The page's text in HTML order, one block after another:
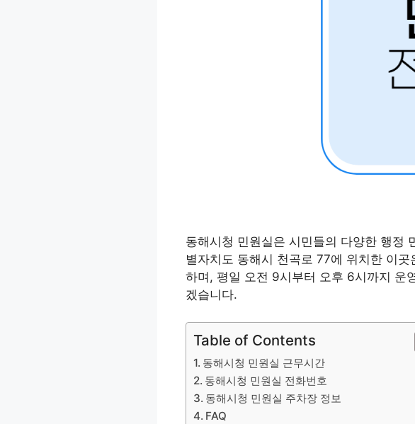
동해시청 민원실은 시민들의 다양한 행정
별자치도 동해시 천곡로 77에 위치한 이
하며, 평일 오전 9시부터 오후 6시까지 운
겠습니다.
Table of Contents
동해시청 민원실 근무시간
동해시청 민원실 전화번호
동해시청 민원실 주차장 정보
FAQ